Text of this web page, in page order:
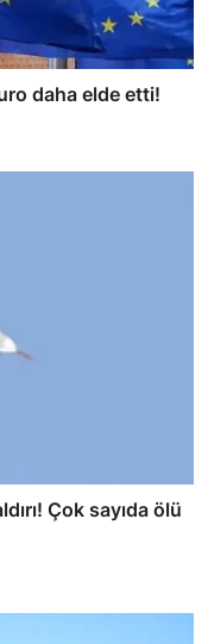
daha elde etti!
Çok sayıda ölü